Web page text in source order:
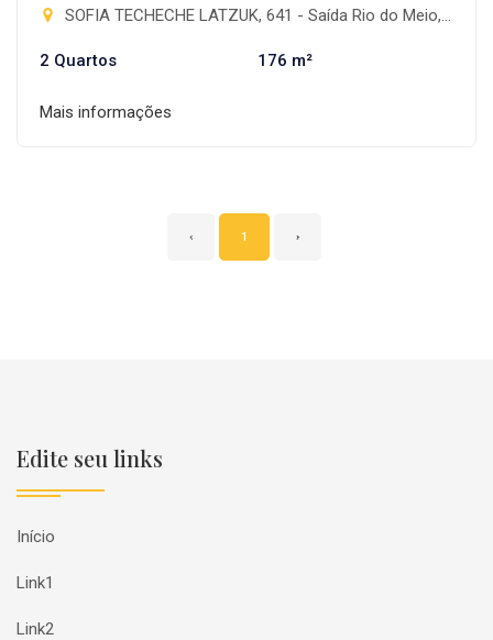
SOFIA TECHECHE LATZUK, 641 - Saída Rio do Meio, Pitanga-PR
2 Quartos 176 m²
Mais informações
‹ 1 ›
Edite seu links
Início
Link1
Link2